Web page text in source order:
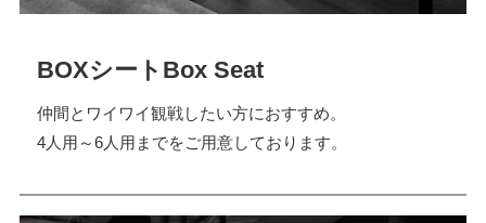
BOXシート Box Seat
仲間とワイワイ観戦したい方におすすめ。
4人用～6人用までをご用意しております。